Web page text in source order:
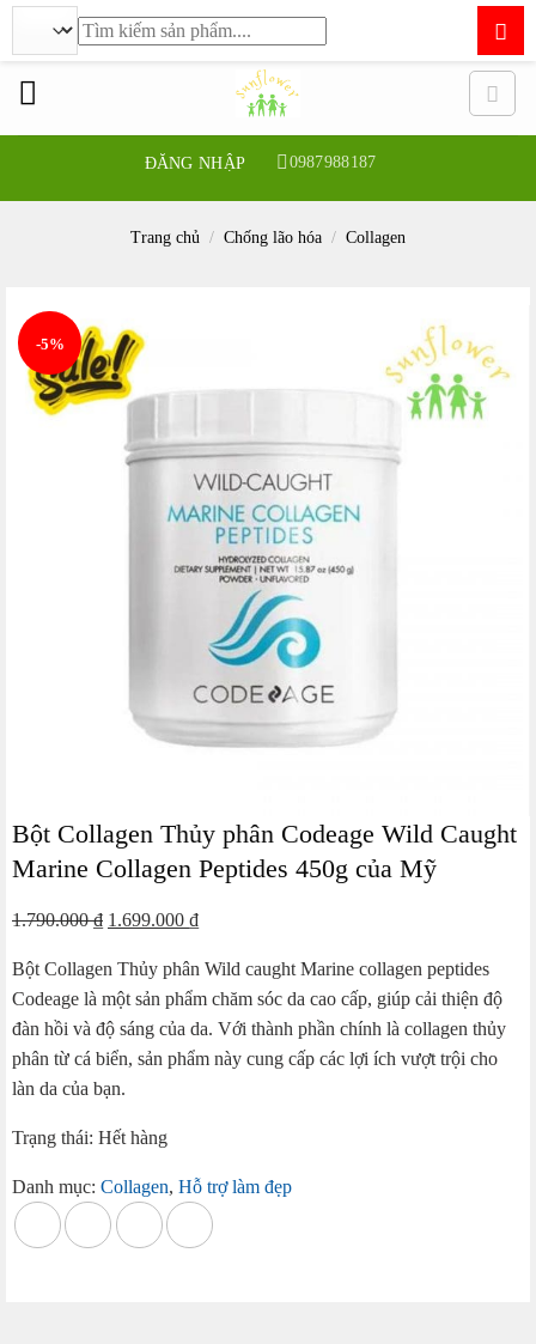
ĐĂNG NHẬP 0987988187
Tìm
kiếm:
Trang chủ / Chống lão hóa / Collagen
-5%
Bột Collagen Thủy phân Codeage Wild Caught
Marine Collagen Peptides 450g của Mỹ
1.790.000₫ Giá
là:
1.790.000 ₫.
1.699.000 ₫Giá
tại
là:
1.699.000 ₫.
Bột Collagen Thủy phân Wild caught Marine collagen peptides
Codeage là một sản phẩm chăm sóc da cao cấp, giúp cải thiện độ
đàn hồi và độ sáng của da. Với thành phần chính là collagen thủy
phân từ cá biển, sản phẩm này cung cấp các lợi ích vượt trội cho
làn da của bạn.
Trạng thái: Hết hàng
Danh mục: Collagen, Hỗ trợ làm đẹp